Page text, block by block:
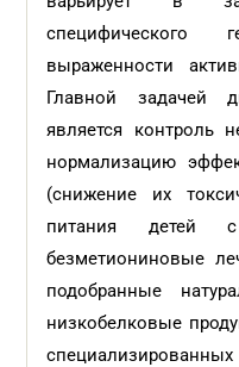
специфического
выраженности
Главной задачей
является контроль
нормализацию
(снижение их
питания детей с
безметиониновые
подобранные
низкобелковые